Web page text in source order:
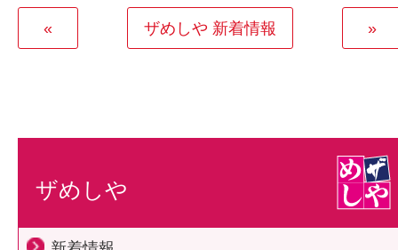
« ザめしや 新着情報 »
ザめしや